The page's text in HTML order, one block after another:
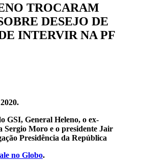
TROCARAM
DESEJO DE
INTERVIR NA PF
GSI, General Heleno, o ex-
Sergio Moro e o presidente Jair
Presidência da República
no Globo.